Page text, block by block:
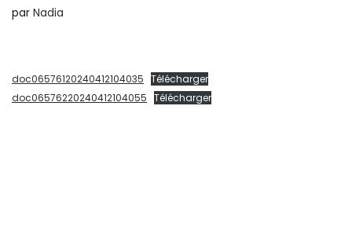
par Nadia
doc06576120240412104035 Télécharger
doc06576220240412104055 Télécharger